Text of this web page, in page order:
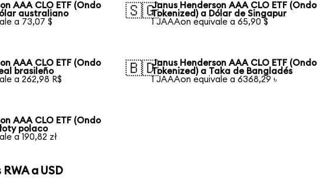
AAA CLO ETF (Ondo
australiano
a 73,07 $
🇸🇬Janus Henderson AAA CLO ETF (Ondo
Tokenized) a Dólar de Singapur
1 JAAAon equivale a 65,90 $
AAA CLO ETF (Ondo
brasileño
a 262,98 R$
🇧🇩Janus Henderson AAA CLO ETF (Ondo
Tokenized) a Taka de Bangladés
1 JAAAon equivale a 6368,29 ৳
AAA CLO ETF (Ondo
polaco
a 190,82 zł
a USD